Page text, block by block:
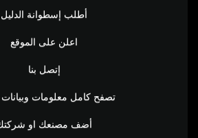
أطلب إسطوانة الدليل
اعلن على الموقع
إتصل بنا
تصفح كامل معلومات وبيانات
أضف مصنعك او